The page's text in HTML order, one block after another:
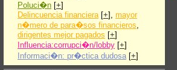
Poluci�n [+]
Delincuencia financiera[+], mayor
n�mero de para�sos financieros,
dirigentes mejor pagados [+]
Influencia:corrupci�n/lobby [+]
Informaci�n: pr�ctica dudosa [+]